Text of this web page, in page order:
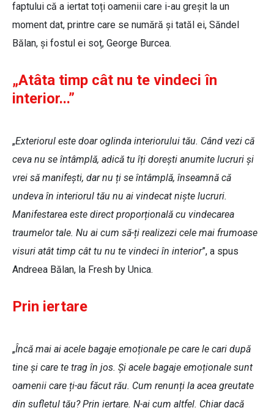
faptului că a iertat toți oamenii care i-au greșit la un
moment dat, printre care se numără și tatăl ei, Săndel
Bălan, și fostul ei soț, George Burcea.
„Atâta timp cât nu te vindeci în
interior...”
„Exteriorul este doar oglinda interiorului tău. Când vezi că
ceva nu se întâmplă, adică tu îți dorești anumite lucruri și
vrei să manifești, dar nu ți se întâmplă, înseamnă că
undeva în interiorul tău nu ai vindecat niște lucruri.
Manifestarea este direct proporțională cu vindecarea
traumelor tale. Nu ai cum să-ți realizezi cele mai frumoase
visuri atât timp cât tu nu te vindeci în interior”, a spus
Andreea Bălan, la Fresh by Unica.
Prin iertare
„Încă mai ai acele bagaje emoționale pe care le cari după
tine și care te trag în jos. Și acele bagaje emoționale sunt
oamenii care ți-au făcut rău. Cum renunți la acea greutate
din sufletul tău? Prin iertare. N-ai cum altfel. Chiar dacă